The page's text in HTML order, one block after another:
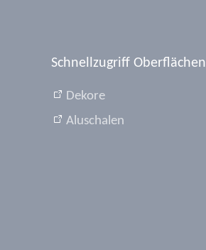
Schnellzugriff Oberflächen
Dekore
Aluschalen